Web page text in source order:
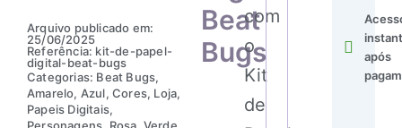
Arquivo publicado em:
25/06/2025
Referência: kit-de-papel-
digital-beat-bugs
Categorias: Beat Bugs,
Amarelo, Azul,Cores, Loja,
Papeis Digitais,
Personagens, Rosa, Verde
Beat
Bugs
com
o
Kit
de
após